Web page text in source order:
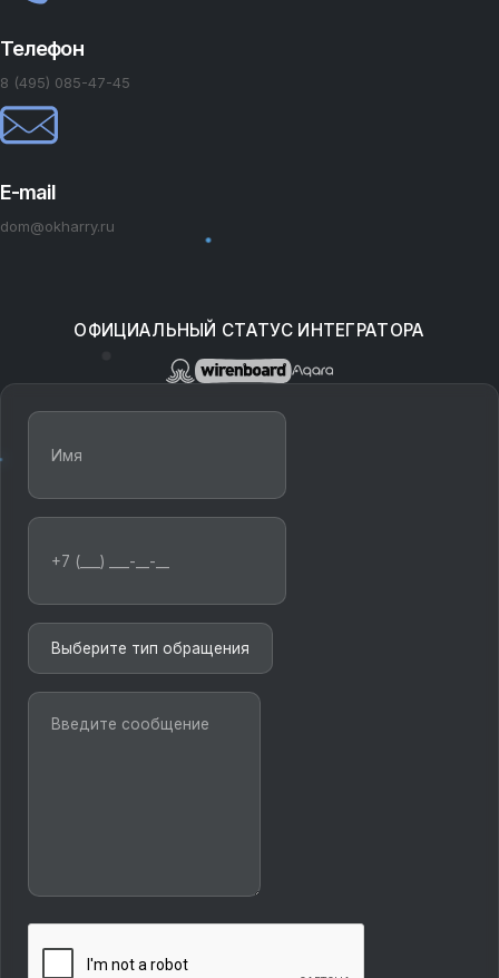
Телефон
8 (495) 085-47-45
E-mail
dom@okharry.ru
ОФИЦИАЛЬНЫЙ СТАТУС ИНТЕГРАТОРА